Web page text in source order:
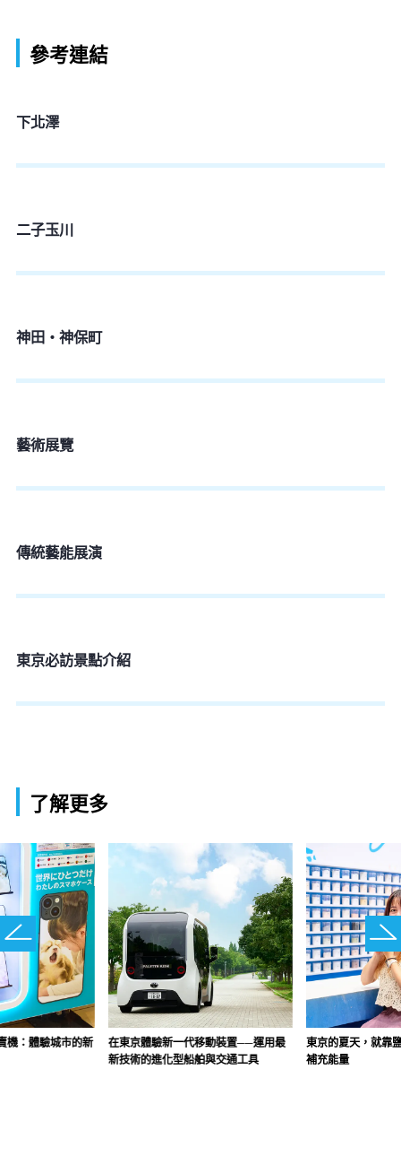
參考連結
下北澤
二子玉川
神田・神保町
藝術展覽
傳統藝能展演
東京必訪景點介紹
了解更多
機：體驗城市的新
在東京體驗新一代移動裝置──運用最
新技術的進化型船舶與交通工具
東京的夏天，就靠
補充能量